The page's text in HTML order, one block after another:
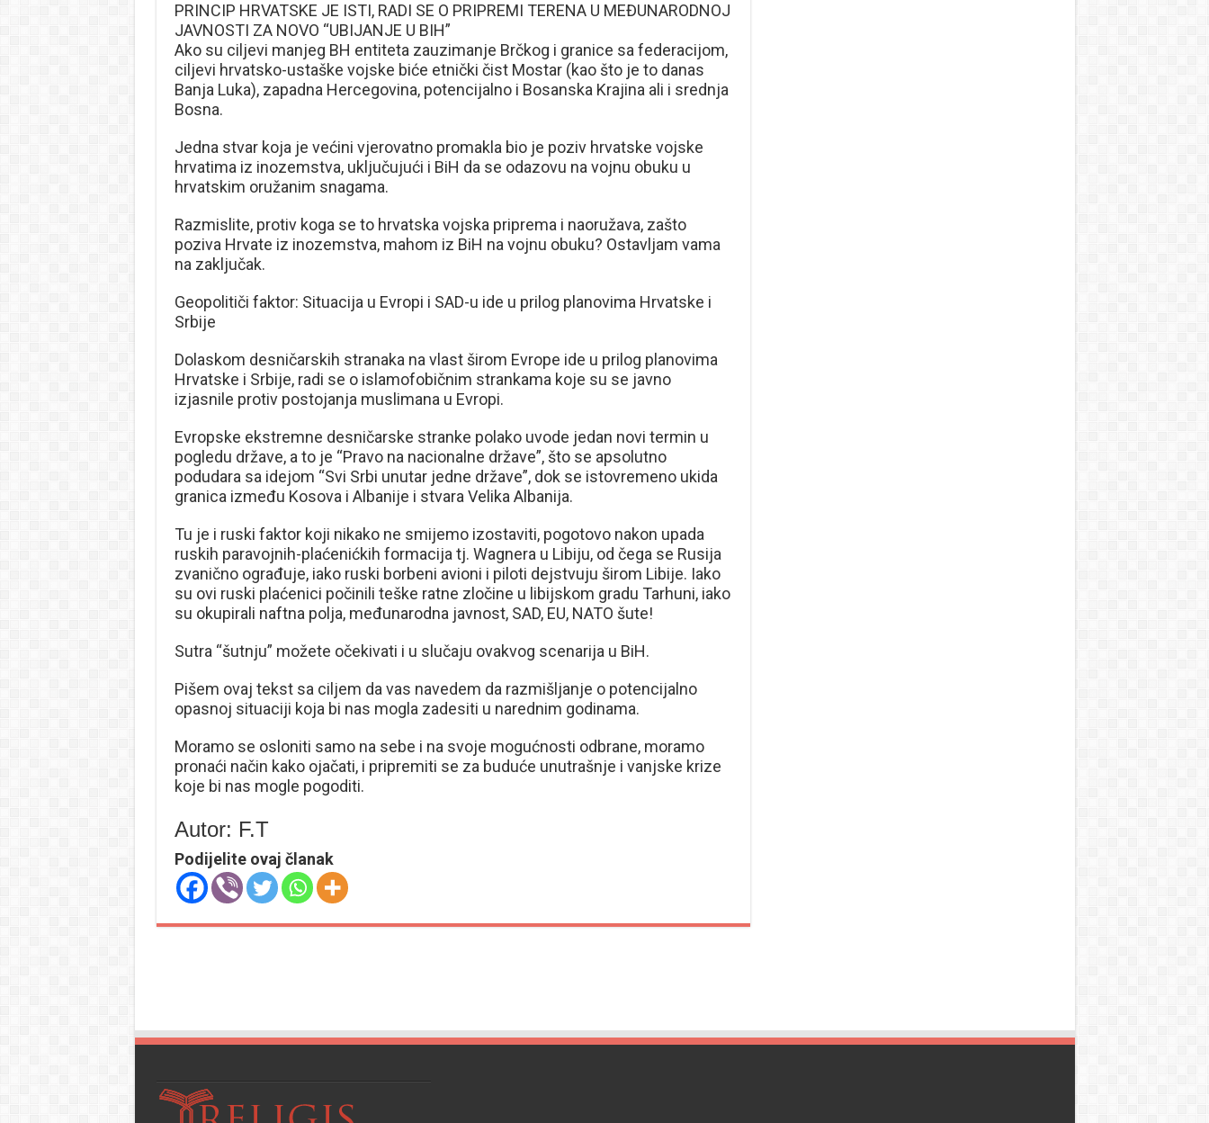
PRINCIP HRVATSKE JE ISTI, RADI SE O PRIPREMI TERENA U MEĐUNARODNOJ
JAVNOSTI ZA NOVO “UBIJANJE U BIH”
Ako su ciljevi manjeg BH entiteta zauzimanje Brčkog i granice sa federacijom,
ciljevi hrvatsko-ustaške vojske biće etnički čist Mostar (kao što je to danas
Banja Luka), zapadna Hercegovina, potencijalno i Bosanska Krajina ali i srednja
Bosna.
Jedna stvar koja je većini vjerovatno promakla bio je poziv hrvatske vojske
hrvatima iz inozemstva, uključujući i BiH da se odazovu na vojnu obuku u
hrvatskim oružanim snagama.
Razmislite, protiv koga se to hrvatska vojska priprema i naoružava, zašto
poziva Hrvate iz inozemstva, mahom iz BiH na vojnu obuku? Ostavljam vama
na zaključak.
Geopolitiči faktor: Situacija u Evropi i SAD-u ide u prilog planovima Hrvatske i
Srbije
Dolaskom desničarskih stranaka na vlast širom Evrope ide u prilog planovima
Hrvatske i Srbije, radi se o islamofobičnim strankama koje su se javno
izjasnile protiv postojanja muslimana u Evropi.
Evropske ekstremne desničarske stranke polako uvode jedan novi termin u
pogledu države, a to je “Pravo na nacionalne države”, što se apsolutno
podudara sa idejom “Svi Srbi unutar jedne države”, dok se istovremeno ukida
granica između Kosova i Albanije i stvara Velika Albanija.
Tu je i ruski faktor koji nikako ne smijemo izostaviti, pogotovo nakon upada
ruskih paravojnih-plaćenićkih formacija tj. Wagnera u Libiju, od čega se Rusija
zvanično ograđuje, iako ruski borbeni avioni i piloti dejstvuju širom Libije. Iako
su ovi ruski plaćenici počinili teške ratne zločine u libijskom gradu Tarhuni, iako
su okupirali naftna polja, međunarodna javnost, SAD, EU, NATO šute!
Sutra “šutnju” možete očekivati i u slučaju ovakvog scenarija u BiH.
Pišem ovaj tekst sa ciljem da vas navedem da razmišljanje o potencijalno
opasnoj situaciji koja bi nas mogla zadesiti u narednim godinama.
Moramo se osloniti samo na sebe i na svoje mogućnosti odbrane, moramo
pronaći način kako ojačati, i pripremiti se za buduće unutrašnje i vanjske krize
koje bi nas mogle pogoditi.
Autor: F.T
Podijelite ovaj članak